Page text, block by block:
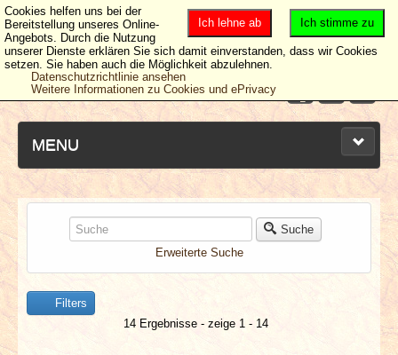
MENU
NEUESTE ARTIKEL
NEWS & DATES
BERICHTE
Suche
Erweiterte Suche
Filters
14 Ergebnisse - zeige 1 - 14
Ich stimme zu
Ich lehne ab
Cookies helfen uns bei der
Bereitstellung unseres Online-
Angebots. Durch die Nutzung
unserer Dienste erklären Sie sich damit einverstanden, dass wir Cookies
setzen. Sie haben auch die Möglichkeit abzulehnen.
Datenschutzrichtlinie ansehen
Weitere Informationen zu Cookies und ePrivacy